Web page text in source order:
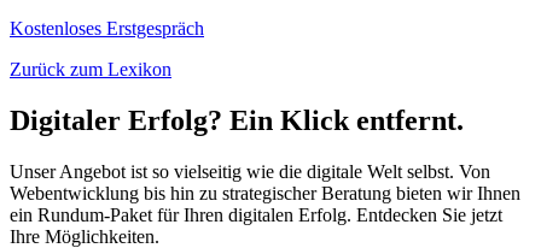
Kostenloses Erstgespräch
Zurück zum Lexikon
Digitaler Erfolg? Ein Klick entfernt.
Unser Angebot ist so vielseitig wie die digitale Welt selbst. Von
Webentwicklung bis hin zu strategischer Beratung bieten wir Ihnen
ein Rundum-Paket für Ihren digitalen Erfolg. Entdecken Sie jetzt
Ihre Möglichkeiten.